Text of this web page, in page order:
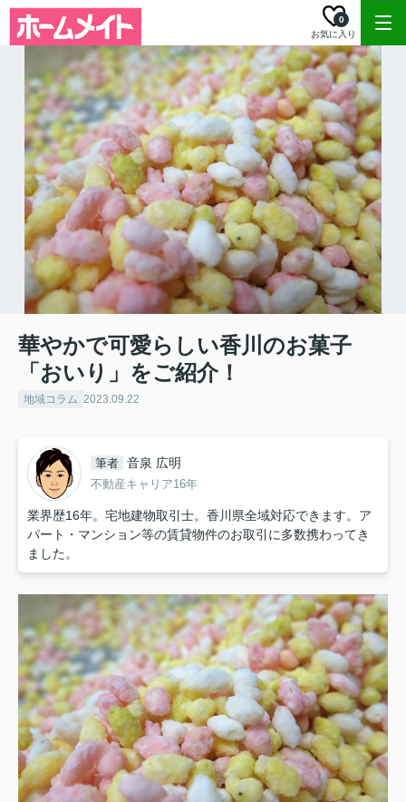
お気に入り
0
華やかで可愛らしい香川のお菓子
「おいり」をご紹介！
地域コラム 2023.09.22
筆者 音泉 広明
不動産キャリア16年
業界歴16年。宅地建物取引士。香川県全域対応できます。ア
パート・マンション等の賃貸物件のお取引に多数携わってき
ました。